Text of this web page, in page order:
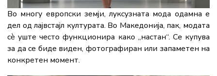
Во многу европски земји, луксузната мода одамна е
дел од лајвстајл културата. Во Македонија, пак, модата
сè уште често функционира како „настан“. Се купува
за да се биде виден, фотографиран или запаметен на
конкретен момент.